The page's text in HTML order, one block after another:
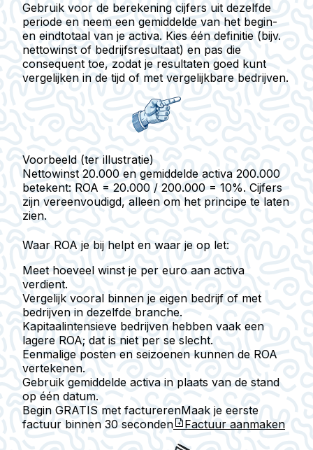
Gebruik voor de berekening cijfers uit dezelfde
periode en neem een gemiddelde van het begin-
en eindtotaal van je activa. Kies één definitie (bijv.
nettowinst of bedrijfsresultaat) en pas die
consequent toe, zodat je resultaten goed kunt
vergelijken in de tijd of met vergelijkbare bedrijven.
Voorbeeld (ter illustratie)
Nettowinst 20.000 en gemiddelde activa 200.000
betekent: ROA = 20.000 / 200.000 = 10%. Cijfers
zijn vereenvoudigd, alleen om het principe te laten
zien.
Waar ROA je bij helpt en waar je op let:
Meet hoeveel winst je per euro aan activa
verdient.
Vergelijk vooral binnen je eigen bedrijf of met
bedrijven in dezelfde branche.
Kapitaalintensieve bedrijven hebben vaak een
lagere ROA; dat is niet per se slecht.
Eenmalige posten en seizoenen kunnen de ROA
vertekenen.
Gebruik gemiddelde activa in plaats van de stand
op één datum.
Begin GRATIS met facturerenMaak je eerste
factuur binnen 30 seconden Factuur aanmaken